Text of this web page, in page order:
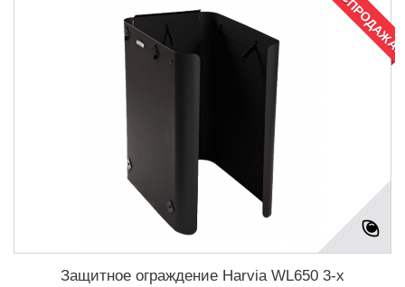
РАСПРОДАЖА!
Защитное ограждение Harvia WL650 3-х